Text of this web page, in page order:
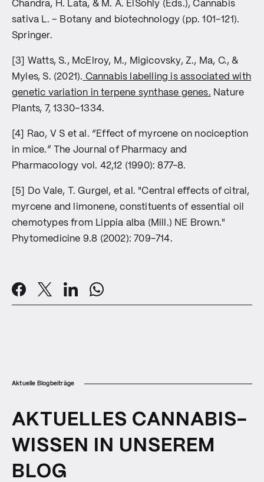
tatsächliche Cannabinoidprofil der jeweiligen Sorte oder
Blüte.
Chandra, H. Lata, & M. A. ElSohly (Eds.), Cannabis
sativa L. – Botany and biotechnology (pp. 101–121).
Springer.
[3] Watts, S., McElroy, M., Migicovsky, Z., Ma, C., &
Myles, S. (2021). Cannabis labelling is associated with
genetic variation in terpene synthase genes. Nature
Plants, 7, 1330–1334.
[4] Rao, V S et al. “Effect of myrcene on nociception
in mice.” The Journal of Pharmacy and
Pharmacology vol. 42,12 (1990): 877-8.
[5] Do Vale, T. Gurgel, et al. "Central effects of citral,
myrcene and limonene, constituents of essential oil
chemotypes from Lippia alba (Mill.) NE Brown."
Phytomedicine 9.8 (2002): 709-714.
Aktuelle Blogbeiträge
AKTUELLES CANNABIS-
WISSEN IN UNSEREM
BLOG